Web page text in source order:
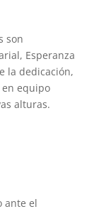
son
Esperanza
la dedicación,
equipo
alturas.
ante el